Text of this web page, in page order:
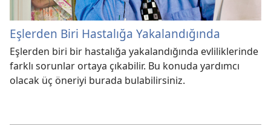
Eşlerden Biri Hastalığa Yakalandığında
Eşlerden biri bir hastalığa yakalandığında evliliklerinde
farklı sorunlar ortaya çıkabilir. Bu konuda yardımcı
olacak üç öneriyi burada bulabilirsiniz.